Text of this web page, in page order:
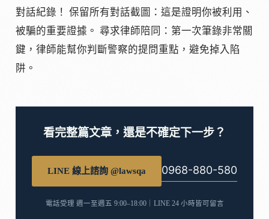
對話紀錄！ 保留所有對話截圖：這是證明你被利用、
被騙的重要證據。 尋求律師陪同：第一次筆錄非常關
鍵，律師能幫你判斷警察的提問重點，避免掉入陷
阱。
看完整篇文章，還是不確定下一步？
LINE 線上諮詢 @lawsqa 0968-880-580
電話受理 週一至週五 9:00–18:00｜LINE 24 小時皆可留言